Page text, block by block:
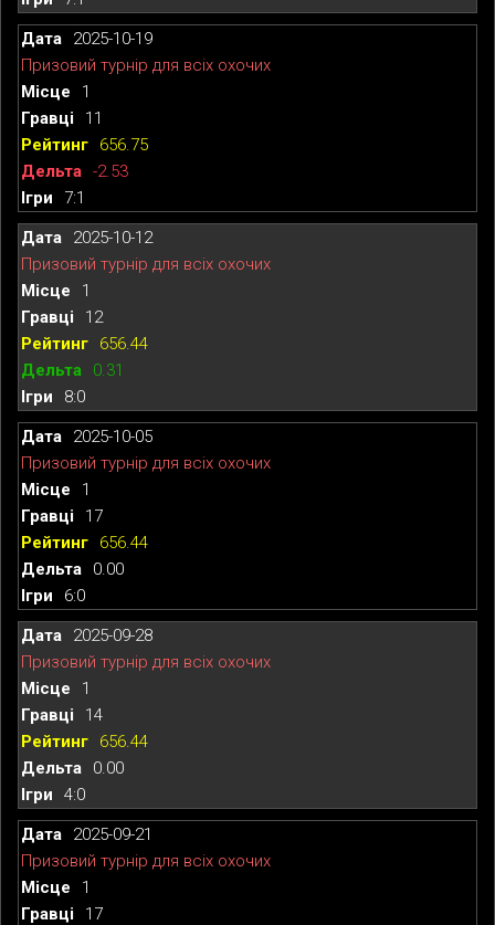
2025-10-19
Призовий турнір для всіх охочих
1
11
656.75
-2.53
7:1
2025-10-12
Призовий турнір для всіх охочих
1
12
656.44
0.31
8:0
2025-10-05
Призовий турнір для всіх охочих
1
17
656.44
0.00
6:0
2025-09-28
Призовий турнір для всіх охочих
1
14
656.44
0.00
4:0
2025-09-21
Призовий турнір для всіх охочих
1
17